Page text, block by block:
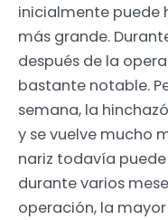
inicialmente puede
más grande.
después de la
bastante notable.
semana, la
y se vuelve mucho
nariz todavía puede
durante varios
operación, la